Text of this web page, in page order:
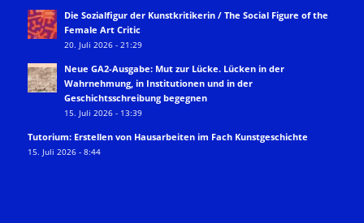
Die Sozialfigur der Kunstkritikerin / The Social Figure of the
Female Art Critic
20. Juli 2026 - 21:29
Neue GA2-Ausgabe: Mut zur Lücke. Lücken in der
Wahrnehmung, in Institutionen und in der
Geschichtsschreibung begegnen
15. Juli 2026 - 13:39
Tutorium: Erstellen von Hausarbeiten im Fach Kunstgeschichte
15. Juli 2026 - 8:44